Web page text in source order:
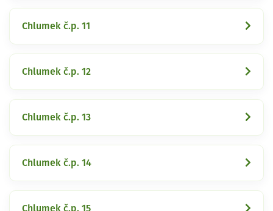
Chlumek č.p. 11
Chlumek č.p. 12
Chlumek č.p. 13
Chlumek č.p. 14
Chlumek č.p. 15